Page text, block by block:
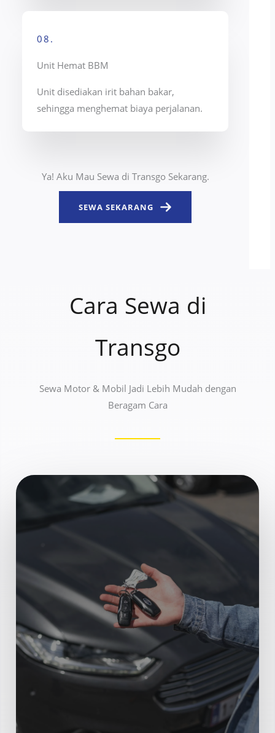
08.
Unit Hemat BBM
Unit disediakan irit bahan bakar,
sehingga menghemat biaya perjalanan.
Ya! Aku Mau Sewa di Transgo Sekarang.
SEWA SEKARANG
Cara Sewa di
Transgo
Sewa Motor & Mobil Jadi Lebih Mudah dengan
Beragam Cara